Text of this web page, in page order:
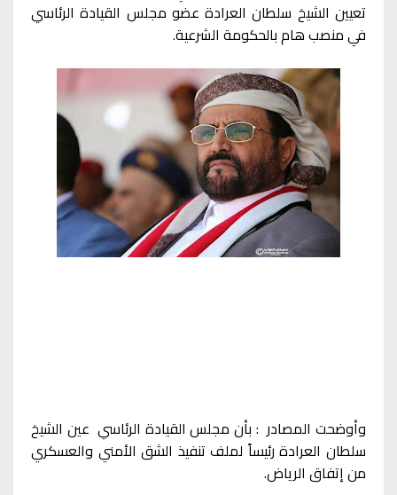
تعيين الشيخ سلطان العرادة عضو مجلس القيادة الرئاسي
في منصب هام بالحكومة الشرعية.
وأوضحت المصادر : بأن مجلس القيادة الرئاسي عين الشيخ
سلطان العرادة رئيساً لملف تنفيذ الشق الأمني والعسكري
من إتفاق الرياض.